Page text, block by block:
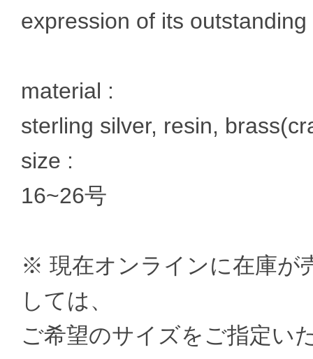
expression of its outstanding
material :
sterling silver, resin,
size :
16~26号
※ 現在オンラインに在庫が
しては、
ご希望のサイズをご指定い